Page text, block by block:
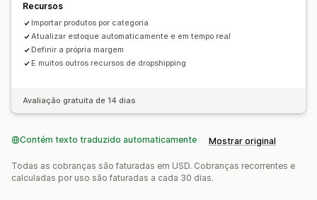
Áustria
Recursos
Importar produtos por categoria
Atualizar estoque automaticamente e em tempo real
Definir a própria margem
E muitos outros recursos de dropshipping
Avaliação gratuita de 14 dias
Contém texto traduzido automaticamente Mostrar original
Todas as cobranças são faturadas em USD. Cobranças recorrentes e
calculadas por uso são faturadas a cada 30 dias.